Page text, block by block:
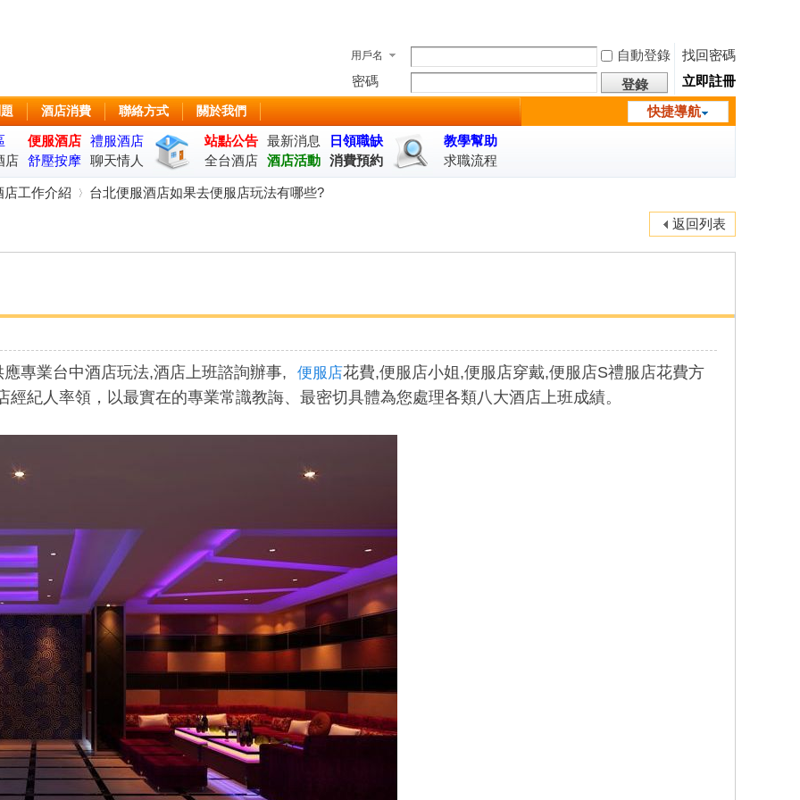
用戶名 自動登錄
找回密碼
密碼
登錄
立即註冊
快捷導航
酒店消費 聯絡方式 關於我們
便服酒店 禮服酒店
店 舒壓按摩 聊天情人
座
站點公告 最新消息
日領職缺
全台酒店 酒店活動 消費預約
教學幫助
求職流程
店工作介紹 台北便服酒店如果去便服店玩法有哪些?
返回列表
專業台中酒店玩法,酒店上班諮詢辦事, 便服店花費,便服店小姐,便服店穿戴,便服店S禮服店花費方
經紀人率領，以最實在的專業常識教誨、最密切具體為您處理各類八大酒店上班成績。